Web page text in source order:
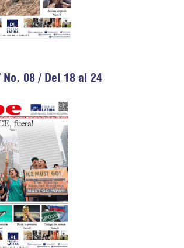
No. 08 / Del 18 al 24